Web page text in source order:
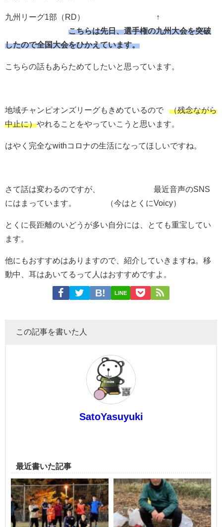
九州リーグ1部（RD） ↑
こちらは先日、選手権の九州大会を突破
したので全国大会をひかえています。
こちらの話もあらためてしたいと思っています。
地域チャンピオンズリーグもきめているので （残念ながら
中止に）やれることをやっていこうと思います。
はやく完全なwithコロナの生活になってほしいですね。
さて話は変わるのですが、 最近音声のSNS
にはまっています。 （今はとくにVoicy）
とくに長距離のいどうが多い自分には、とても重宝してい
ます。
他にもおすすめはありますので、紹介していきますね。移
動中、耳はあいてるって人はおすすめですよ。
LINE
この記事を書いた人
SatoYasuyuki
最近書いた記事